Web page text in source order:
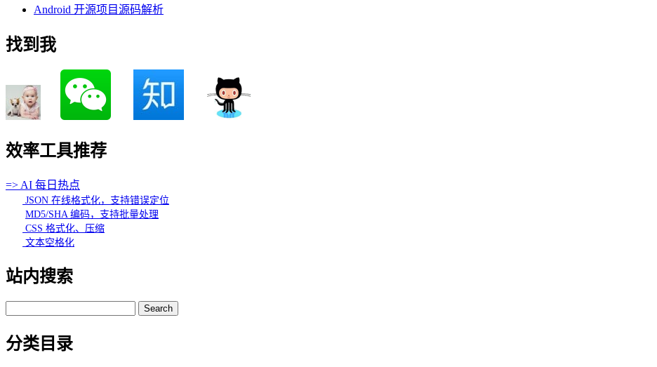
Android 开源项目源码解析
找到我
效率工具推荐
=> AI 每日热点
JSON 在线格式化，支持错误定位
MD5/SHA 编码，支持批量处理
CSS 格式化、压缩
文本空格化
站内搜索
for:
分类目录